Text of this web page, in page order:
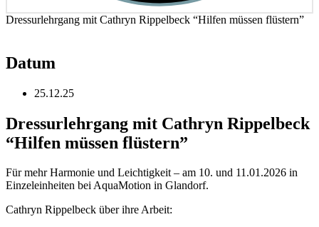
Dressurlehrgang mit Cathryn Rippelbeck “Hilfen müssen flüstern”
Datum
25.12.25
Dressurlehrgang mit Cathryn Rippelbeck
“Hilfen müssen flüstern”
Für mehr Harmonie und Leichtigkeit – am 10. und 11.01.2026 in
Einzeleinheiten bei AquaMotion in Glandorf.
Cathryn Rippelbeck über ihre Arbeit: